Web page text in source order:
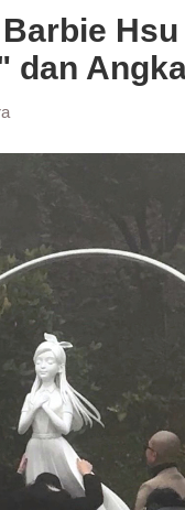
dan